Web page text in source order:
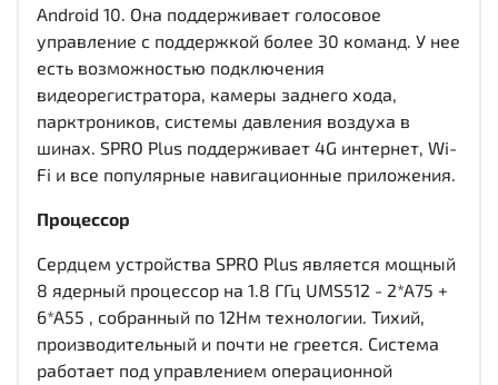
Android 10. Она поддерживает голосовое
управление с поддержкой более 30 команд. У нее
есть возможностью подключения
видеорегистратора, камеры заднего хода,
парктроников, системы давления воздуха в
шинах. SPRO Plus поддерживает 4G интернет, Wi-
Fi и все популярные навигационные приложения.
Процессор
Сердцем устройства SPRO Plus является мощный
8 ядерный процессор на 1.8 ГГц UMS512 - 2*A75 +
6*A55 , собранный по 12Нм технологии. Тихий,
производительный и почти не греется. Система
работает под управлением операционной